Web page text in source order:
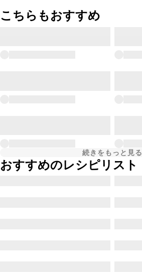
こちらもおすすめ
続きをもっと見る
おすすめのレシピリスト